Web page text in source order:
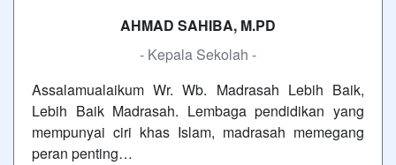
AHMAD SAHIBA, M.PD
- Kepala Sekolah -
Assalamualaikum Wr. Wb. Madrasah Lebih Baik,
Lebih Baik Madrasah. Lembaga pendidikan yang
mempunyai ciri khas Islam, madrasah memegang
peran penting…